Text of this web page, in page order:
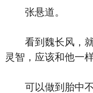
张悬道。
看到魏长风，就
灵智，应该和他一
可以做到胎中不